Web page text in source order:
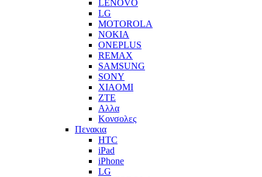
LENOVO
LG
MOTOROLA
NOKIA
ONEPLUS
REMAX
SAMSUNG
SONY
XIAOMI
ZTE
Αλλα
Κονσολες
Πενακια
HTC
iPad
iPhone
LG